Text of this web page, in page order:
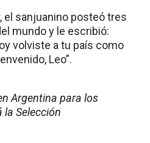
el sanjuanino posteó tres
mundo y le escribió:
volviste a tu país como
Leo”.
Argentina para los
Selección